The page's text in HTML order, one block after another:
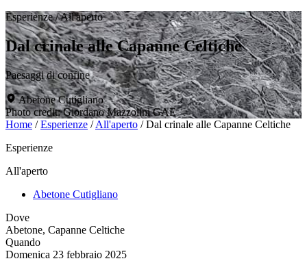
Esperienze /All'aperto
Dal crinale alle Capanne Celtiche
Paesaggi di confine
Abetone Cutigliano
Photo credit: Giordano Mazzolini GAE
Home /Esperienze /All'aperto /Dal crinale alle Capanne Celtiche
Esperienze
All'aperto
Abetone Cutigliano
Dove
Abetone, Capanne Celtiche
Quando
Domenica 23 febbraio 2025